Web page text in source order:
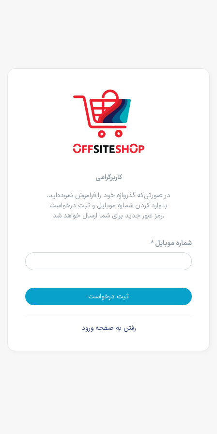
کاربر‌گرامی
در صورتی‌که گذرواژه خود را فراموش نموده‌اید،
با وارد کردن شماره موبایل و ثبت درخواست
رمز عبور جدید برای شما ارسال خواهد شد.
شماره موبایل *
ثبت درخواست
رفتن به صفحه ورود